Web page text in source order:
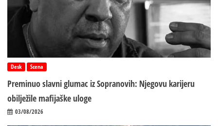
Desk Scena
Preminuo slavni glumac iz Sopranovih: Njegovu karijeru
obilježile mafijaške uloge
03/08/2026